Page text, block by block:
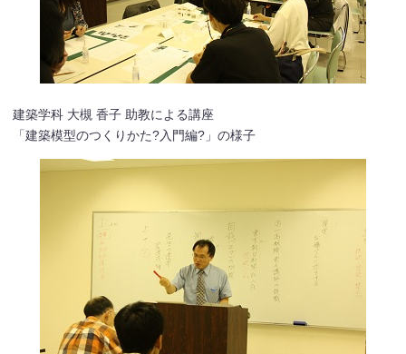
建築学科 大槻 香子 助教による講座
「建築模型のつくりかた?入門編?」の様子